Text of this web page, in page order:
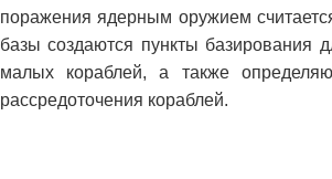
поражения ядерным оружием
базы создаются пункты базирования
малых кораблей, а также
рассредоточения кораблей.